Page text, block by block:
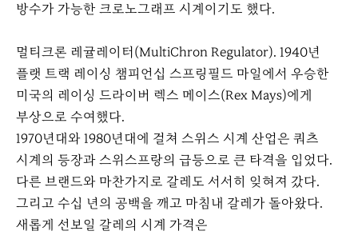
방수가 가능한 크로노그래프 시계이기도 했다.
멀티크론 레귤레이터(MultiChron Regulator). 1940년
플랫 트랙 레이싱 챔피언십 스프링필드 마일에서 우승한
미국의 레이싱 드라이버 렉스 메이스(Rex Mays)에게
부상으로 수여했다.
1970년대와 1980년대에 걸쳐 스위스 시계 산업은 쿼츠
시계의 등장과 스위스프랑의 급등으로 큰 타격을 입었다.
다른 브랜드와 마찬가지로 갈레도 서서히 잊혀져 갔다.
그리고 수십 년의 공백을 깨고 마침내 갈레가 돌아왔다.
새롭게 선보일 갈레의 시계 가격은